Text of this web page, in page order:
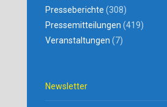
Presseberichte (308)
Pressemitteilungen (419)
Veranstaltungen (7)
Newsletter